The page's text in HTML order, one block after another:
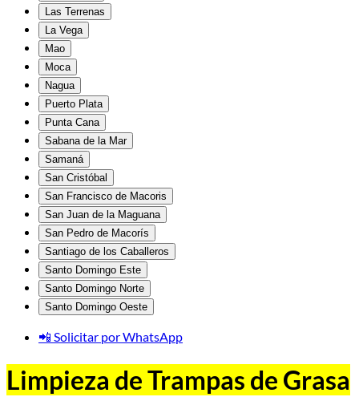
Las Terrenas
La Vega
Mao
Moca
Nagua
Puerto Plata
Punta Cana
Sabana de la Mar
Samaná
San Cristóbal
San Francisco de Macoris
San Juan de la Maguana
San Pedro de Macorís
Santiago de los Caballeros
Santo Domingo Este
Santo Domingo Norte
Santo Domingo Oeste
📲 Solicitar por WhatsApp
Limpieza de Trampas de Grasa